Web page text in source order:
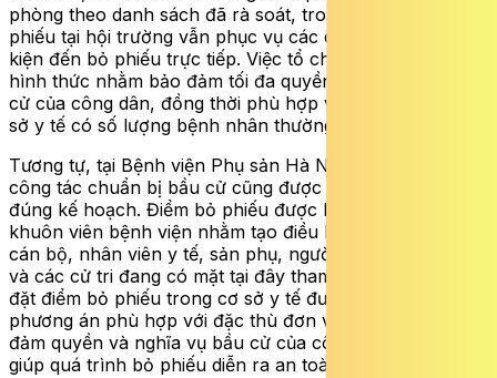
phòng theo danh sách đã rà soát, trong khi điểm bỏ
phiếu tại hội trường vẫn phục vụ các cử tri có đủ điều
kiện đến bỏ phiếu trực tiếp. Việc tổ chức song song hai
hình thức nhằm bảo đảm tối đa quyền và nghĩa vụ bầu
cử của công dân, đồng thời phù hợp với đặc thù của cơ
sở y tế có số lượng bệnh nhân thường xuyên biến động.
Tương tự, tại Bệnh viện Phụ sản Hà Nội (phường Láng),
công tác chuẩn bị bầu cử cũng được triển khai theo
đúng kế hoạch. Điểm bỏ phiếu được bố trí ngay trong
khuôn viên bệnh viện nhằm tạo điều kiện thuận lợi cho
cán bộ, nhân viên y tế, sản phụ, người nhà bệnh nhân
và các cử tri đang có mặt tại đây tham gia bỏ phiếu. Việc
đặt điểm bỏ phiếu trong cơ sở y tế được xác định là
phương án phù hợp với đặc thù đơn vị, góp phần bảo
đảm quyền và nghĩa vụ bầu cử của công dân, đồng thời
giúp quá trình bỏ phiếu diễn ra an toàn, thuận lợi.